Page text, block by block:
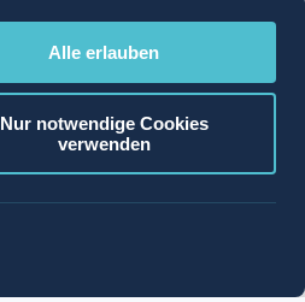
Alle erlauben
Nur notwendige Cookies
verwenden